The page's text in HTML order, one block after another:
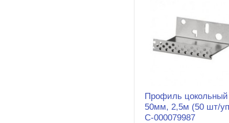
Профиль цокольный
50мм, 2,5м (50 шт/
С-000079987